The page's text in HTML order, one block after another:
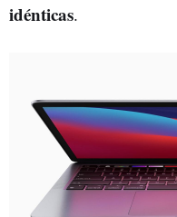
idénticas.